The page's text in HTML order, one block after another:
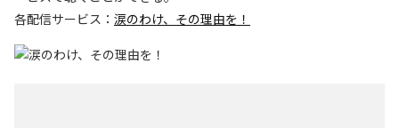
各配信サービス： 涙のわけ、その理由を！